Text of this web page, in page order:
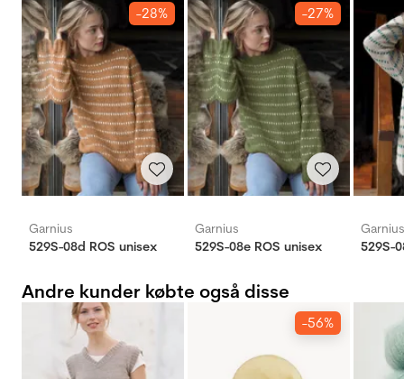
-28%
Garnius
529S-08d ROS unisex
-27%
Garnius
529S-08e ROS unisex
Garnius
529S-
Andre kunder købte også disse
-56%